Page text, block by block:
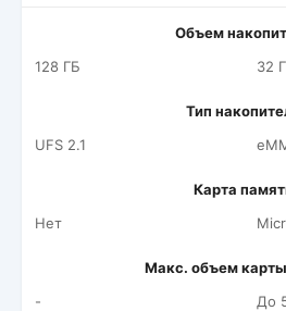
Объем
128 ГБ
32
Тип
UFS 2.1
Карта
Нет
Макс. объем
-
До